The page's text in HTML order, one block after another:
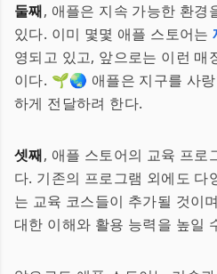
둘째, 애플은 지속 가능한 환경
있다. 이미 몇몇 애플 스토어는
영되고 있고, 앞으로는 이런 매
이다. 🌱🌏 애플은 지구를 사
하게 전달하려 한다.
셋째, 애플 스토어의 교육 프로
다. 기존의 프로그램 외에도 다
는 교육 코스들이 추가될 것이
대한 이해와 활용 능력을 높일